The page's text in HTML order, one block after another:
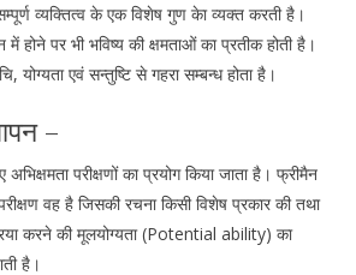
व्यक्तित्व के एक विशेष गुण केा व्यक्त करती है।
में होने पर भी भविष्य की क्षमताओं का प्रतीक होती है।
योग्यता एवं सन्तुष्टि से गहरा सम्बन्ध होता है।
–
परीक्षणों का प्रयोग किया जाता है। फ्रीमैन
वह है जिसकी रचना किसी विशेष प्रकार की तथा
करने की मूलयोग्यता (Potential ability) का
है।